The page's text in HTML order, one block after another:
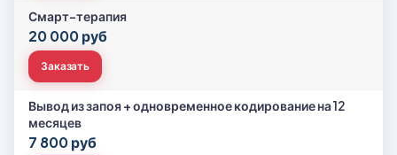
Смарт-терапия
20 000 руб
Заказать
Вывод из запоя + одновременное кодирование на 12
месяцев
7 800 руб